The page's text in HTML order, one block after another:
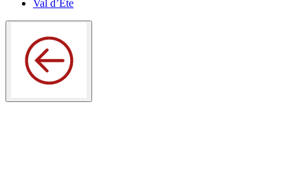
Val d’Ete